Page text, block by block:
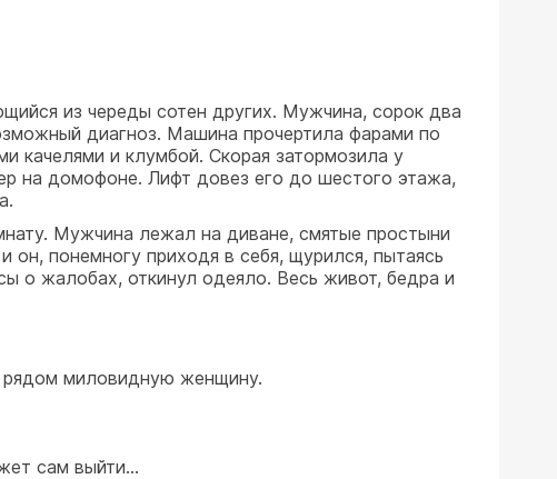
из череды сотен других. Мужчина, сорок два
диагноз. Машина прочертила фарами по
качелями и клумбой. Скорая затормозила у
на домофоне. Лифт довез его до шестого этажа,
Мужчина лежал на диване, смятые простыни
он, понемногу приходя в себя, щурился, пытаясь
о жалобах, откинул одеяло. Весь живот, бедра и
рядом миловидную женщину.
сам выйти…